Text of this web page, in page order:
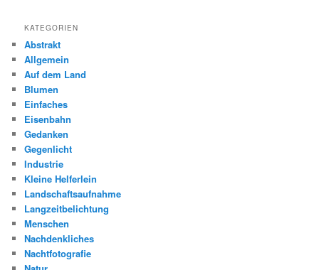
KATEGORIEN
Abstrakt
Allgemein
Auf dem Land
Blumen
Einfaches
Eisenbahn
Gedanken
Gegenlicht
Industrie
Kleine Helferlein
Landschaftsaufnahme
Langzeitbelichtung
Menschen
Nachdenkliches
Nachtfotografie